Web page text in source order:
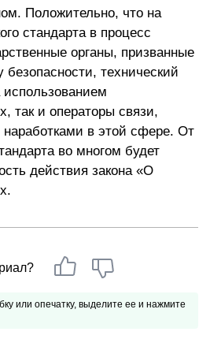
Положительно, что на
стандарта в процесс
органы, призванные
безопасности, технический
использованием
так и операторы связи,
в этой сфере. От
во многом будет
действия закона «О
или опечатку, выделите ее и нажмите